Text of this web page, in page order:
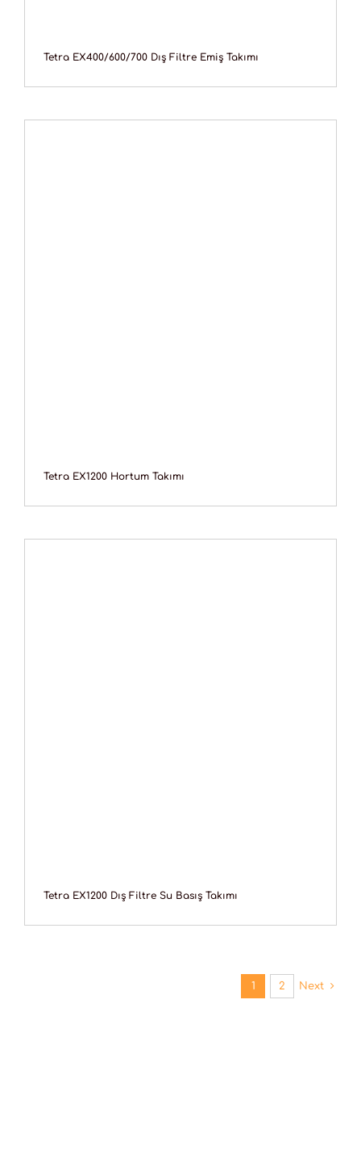
Tetra EX400/600/700 Dış Filtre Emiş Takımı
Tetra EX1200 Hortum Takımı
Tetra EX1200 Dış Filtre Su Basış Takımı
1 2 Next